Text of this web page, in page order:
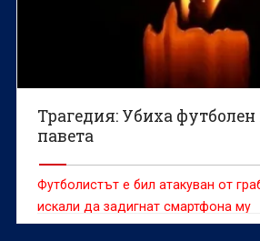
Трагедия: Убиха
павета
Футболистът е бил атакуван от
искали да задигнат смартфона му